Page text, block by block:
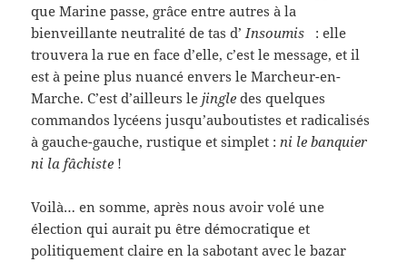
que Marine passe, grâce entre autres à la
bienveillante neutralité de tas d’Insoumis
: elle
trouvera la rue en face d’elle, c’est le message, et il
est à peine plus nuancé envers le Marcheur-en-
Marche. C’est d’ailleurs lejingle des quelques
commandos lycéens jusqu’auboutistes et radicalisés
à gauche-gauche, rustique et simplet :ni le banquier
ni la fâchiste !
Voilà… en somme, après nous avoir volé une
élection qui aurait pu être démocratique et
politiquement claire en la sabotant avec le bazar